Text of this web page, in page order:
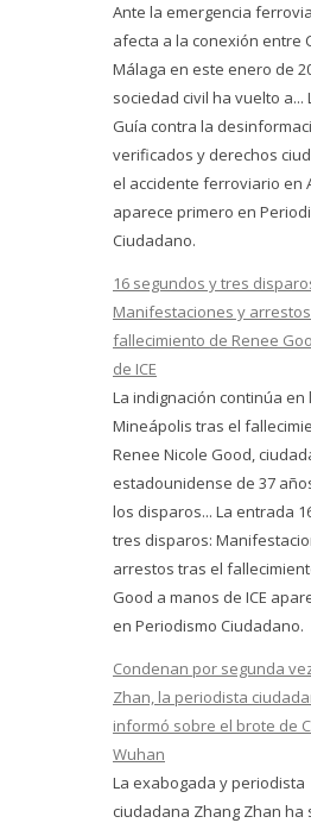
Ante la emergencia
afecta a la conexión entre
Málaga en este enero de
sociedad civil ha vuelto a...
Guía contra la
verificados y derechos
el accidente ferroviario en
aparece primero en
Ciudadano.
16 segundos y tres
Manifestaciones y
fallecimiento de Renee
de ICE
La indignación continúa en
Mineápolis tras el
Renee Nicole Good,
estadounidense de 37
los disparos... La entrada
tres disparos:
arrestos tras el
Good a manos de ICE
en Periodismo Ciudadano.
Condenan por segunda
Zhan, la periodista
informó sobre el brote de
Wuhan
La exabogada y periodista
ciudadana Zhang Zhan ha